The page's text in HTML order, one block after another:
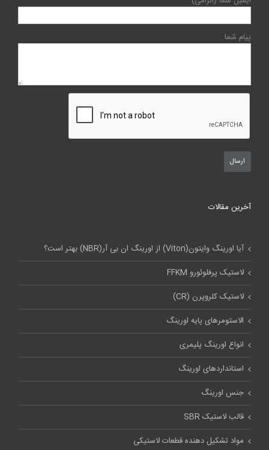
پیام شما
آخرین مقالات
آیا اورینگ وایتون(Viton) از اورینگ ان بی آر(NBR) بهتر است؟
لاستیک پرفلوئورو FFKM
لاستیک کلروپرن (CR)
الاستومرهای پایه اورینگ
انواع اورینگ پلیمری
استاندارد‌های اورینگ
جنس اورینگ
قالب لاستیک SBR
مواد تشکیل دهنده قطعات لاستیکی